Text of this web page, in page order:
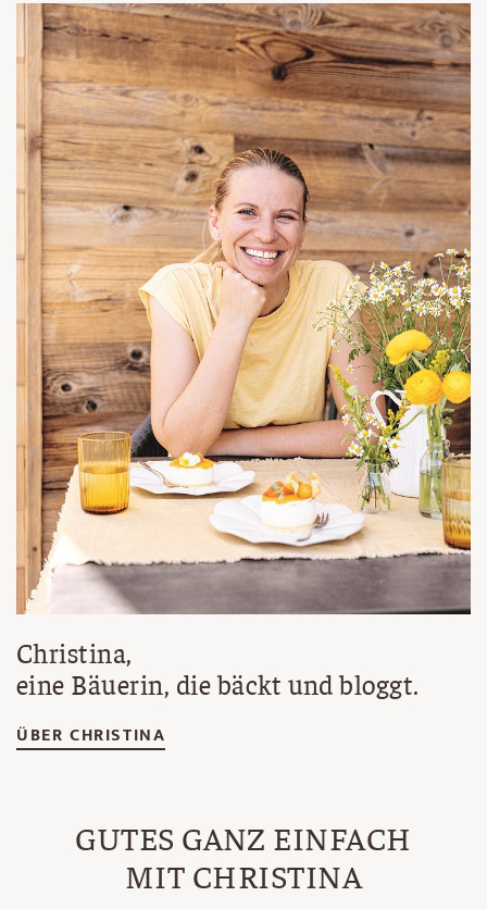
Christina,
eine Bäuerin, die bäckt und bloggt.
ÜBER CHRISTINA
GUTES GANZ EINFACH
MIT CHRISTINA